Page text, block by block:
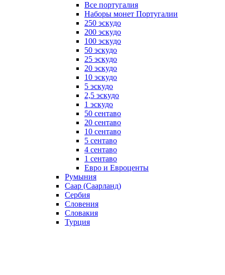
Все португалия
Наборы монет Португалии
250 эскудо
200 эскудо
100 эскудо
50 эскудо
25 эскудо
20 эскудо
10 эскудо
5 эскудо
2,5 эскудо
1 эскудо
50 сентаво
20 сентаво
10 сентаво
5 сентаво
4 сентаво
1 сентаво
Евро и Евроценты
Румыния
Саар (Саарланд)
Сербия
Словения
Словакия
Турция